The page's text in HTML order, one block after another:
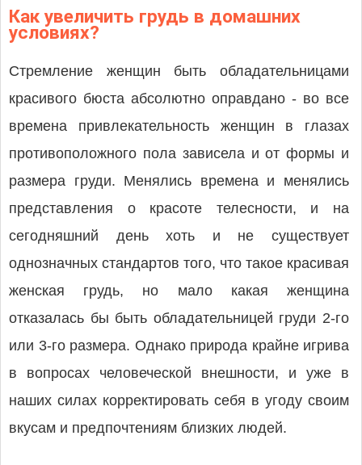
Как увеличить грудь в домашних
условиях?
Стремление женщин быть обладательницами
красивого бюста абсолютно оправдано - во все
времена привлекательность женщин в глазах
противоположного пола зависела и от формы и
размера груди. Менялись времена и менялись
представления о красоте телесности, и на
сегодняшний день хоть и не существует
однозначных стандартов того, что такое красивая
женская грудь, но мало какая женщина
отказалась бы быть обладательницей груди 2-го
или 3-го размера. Однако природа крайне игрива
в вопросах человеческой внешности, и уже в
наших силах корректировать себя в угоду своим
вкусам и предпочтениям близких людей.